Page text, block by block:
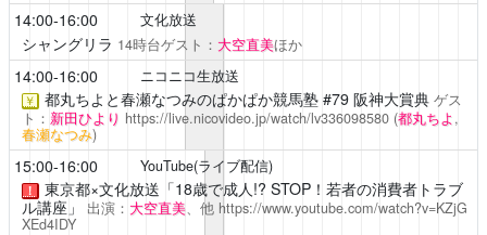
14:00-16:00 文化放送
シャングリラ 14時台ゲスト： 大空直美ほか
14:00-16:00 ニコニコ生放送
￥ 都丸ちよと春瀬なつみのぱかぱか競馬塾#79 阪神大賞典 ゲス
ト： 新田ひより https://live.nicovideo.jp/watch/lv336098580 (都丸ちよ,
春瀬なつみ)
15:00-16:00 YouTube(ライブ配信)
！ 東京都×文化放送「18歳で成人!? STOP！若者の消費者トラブ
ル講座」
出演： 大空直美、他 https://www.youtube.com/watch?v=KZjG
XEd4IDY